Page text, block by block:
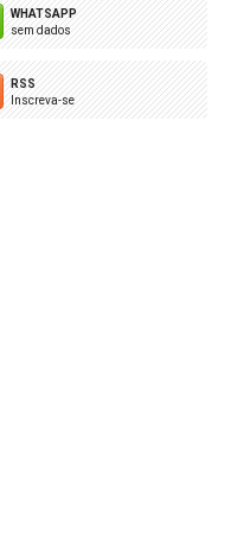
WHATSAPP
sem dados
RSS
Inscreva-se